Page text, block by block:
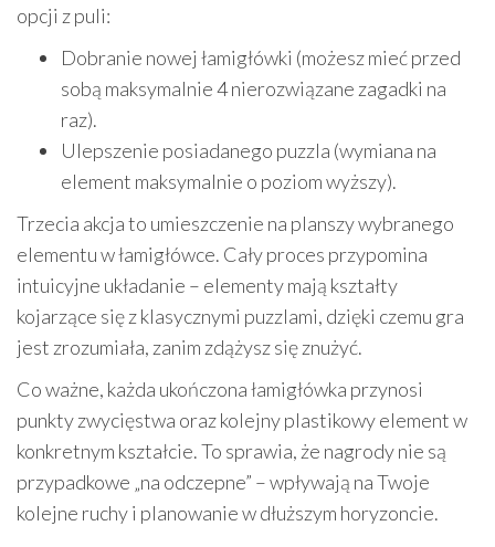
opcji z puli:
Dobranie nowej łamigłówki (możesz mieć przed
sobą maksymalnie 4 nierozwiązane zagadki na
raz).
Ulepszenie posiadanego puzzla (wymiana na
element maksymalnie o poziom wyższy).
Trzecia akcja to umieszczenie na planszy wybranego
elementu w łamigłówce. Cały proces przypomina
intuicyjne układanie – elementy mają kształty
kojarzące się z klasycznymi puzzlami, dzięki czemu gra
jest zrozumiała, zanim zdążysz się znużyć.
Co ważne, każda ukończona łamigłówka przynosi
punkty zwycięstwa oraz kolejny plastikowy element w
konkretnym kształcie. To sprawia, że nagrody nie są
przypadkowe „na odczepne” – wpływają na Twoje
kolejne ruchy i planowanie w dłuższym horyzoncie.